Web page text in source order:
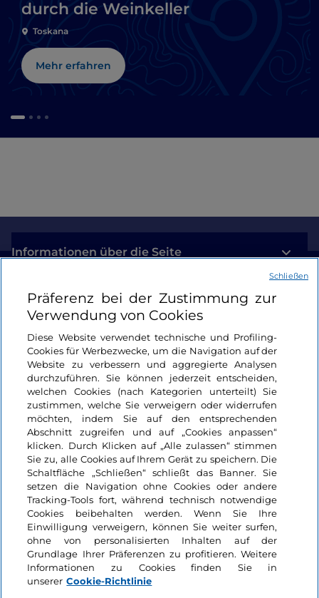
durch die Weinkeller
Toskana
Mehr erfahren
Informationen über die Seite
Nützliche Links
Login
Bleiben wir in Kontakt
Präferenz bei der Zustimmung zur
Verwendung von Cookies
Diese Website verwendet technische und Profiling-
Cookies für Werbezwecke, um die Navigation auf der
Website zu verbessern und aggregierte Analysen
durchzuführen. Sie können jederzeit entscheiden,
welchen Cookies (nach Kategorien unterteilt) Sie
zustimmen, welche Sie verweigern oder widerrufen
möchten, indem Sie auf den entsprechenden
Abschnitt zugreifen und auf „Cookies anpassen“
klicken. Durch Klicken auf „Alle zulassen“ stimmen
Sie zu, alle Cookies auf Ihrem Gerät zu speichern. Die
Schaltfläche „Schließen“ schließt das Banner. Sie
setzen die Navigation ohne Cookies oder andere
Tracking-Tools fort, während technisch notwendige
Cookies beibehalten werden. Wenn Sie Ihre
Einwilligung verweigern, können Sie weiter surfen,
ohne von personalisierten Inhalten auf der
Grundlage Ihrer Präferenzen zu profitieren. Weitere
Informationen zu Cookies finden Sie in
unserer Cookie-Richtlinie
Schließen